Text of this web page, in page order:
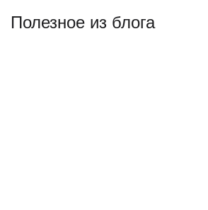
Полезное из блога